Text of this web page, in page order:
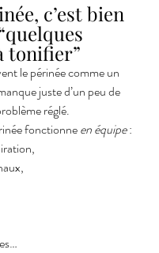
c’est bien
tonifier”
le périnée comme un
juste d’un peu de
réglé.
fonctionne en équipe :